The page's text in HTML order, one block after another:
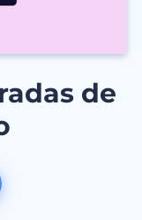
de